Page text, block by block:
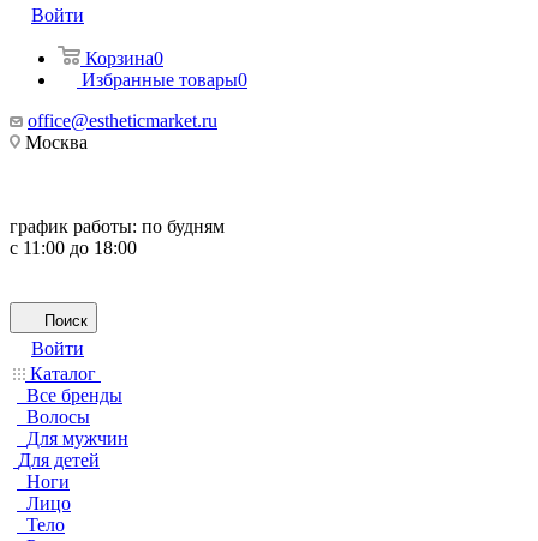
Войти
Корзина0
Избранные товары0
office@estheticmarket.ru
Москва
график работы: по будням
с 11:00 до 18:00
Поиск
Войти
Каталог
Все бренды
Волосы
Для мужчин
Для детей
Ноги
Лицо
Тело